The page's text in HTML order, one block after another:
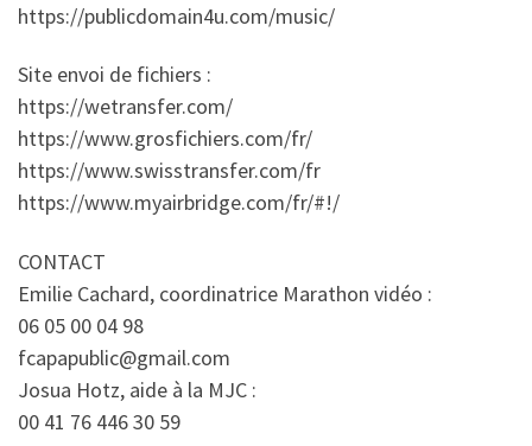
https://publicdomain4u.com/music/
Site envoi de fichiers :
https://wetransfer.com/
https://www.grosfichiers.com/fr/
https://www.swisstransfer.com/fr
https://www.myairbridge.com/fr/#!/
CONTACT
Emilie Cachard, coordinatrice Marathon vidéo :
06 05 00 04 98
fcapapublic@gmail.com
Josua Hotz, aide à la MJC :
00 41 76 446 30 59